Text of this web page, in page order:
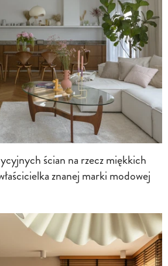
ścian na rzecz miękkich
znanej marki modowej